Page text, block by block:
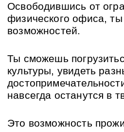
Освободившись от
физического офиса,
возможностей.
Ты сможешь
культуры, увидеть
навсегда останутся в
Это возможность